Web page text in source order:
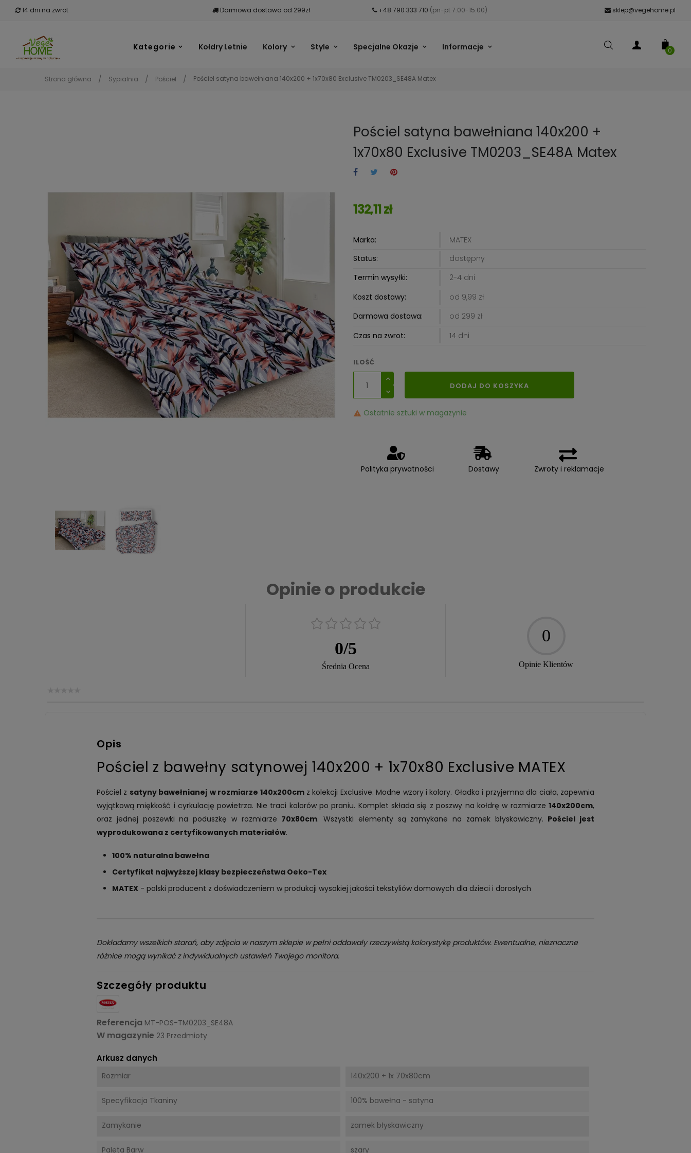
14 dni na zwrot Darmowa dostawa od 299zł +48 790 333 710 (pn-pt 7.00-15.00) sklep@vegehome.pl
Kategorie Kołdry Letnie Kolory Style Specjalne Okazje Informacje 0
Strona główna Sypialnia Pościel Pościel satyna bawełniana 140x200 + 1x70x80 Exclusive TM0203_SE48A Matex
Pościel satyna bawełniana 140x200 +
1x70x80 Exclusive TM0203_SE48A Matex
132,11 zł
Marka:
MATEX
Status:
dostępny
Termin wysyłki:
2-4 dni
Koszt dostawy:
od 9,99 zł
Darmowa dostawa:
od 299 zł
Czas na zwrot:
14 dni
ILOŚĆ
DODAJ DO KOSZYKA
 Ostatnie sztuki w magazynie
Polityka prywatności Dostawy Zwroty i reklamacje
Opinie o produkcie
0/5
Średnia Ocena
0
Opinie Klientów
Opis
Pościel z bawełny satynowej 140x200 + 1x70x80 Exclusive MATEX
Pościel z satyny bawełnianej w rozmiarze 140x200cmz kolekcji Exclusive. Modne wzory i kolory. Gładka i przyjemna dla ciała, zapewnia
wyjątkową miękkość i cyrkulację powietrza. Nie traci kolorów po praniu. Komplet składa się z poszwy na kołdrę w rozmiarze 140x200cm,
oraz jednej poszewki na poduszkę w rozmiarze 70x80cm. Wszystki elementy są zamykane na zamek błyskawiczny. Pościel jest
wyprodukowana z certyfikowanych materiałów.
100% naturalna bawełna
Certyfikat najwyższej klasy bezpieczeństwa Oeko-Tex
MATEX - polski producent z doświadczeniem w produkcji wysokiej jakości tekstyliów domowych dla dzieci i dorosłych
Dokładamy wszelkich starań, aby zdjęcia w naszym sklepie w pełni oddawały rzeczywistą kolorystykę produktów. Ewentualne, nieznaczne
różnice mogą wynikać z indywidualnych ustawień Twojego monitora.
Szczegóły produktu
Referencja MT-POS-TM0203_SE48A
W magazynie 23 Przedmioty
Arkusz danych
Rozmiar 140x200 + 1x 70x80cm
Specyfikacja Tkaniny 100% bawełna - satyna
Zamykanie zamek błyskawiczny
Paleta Barw szary